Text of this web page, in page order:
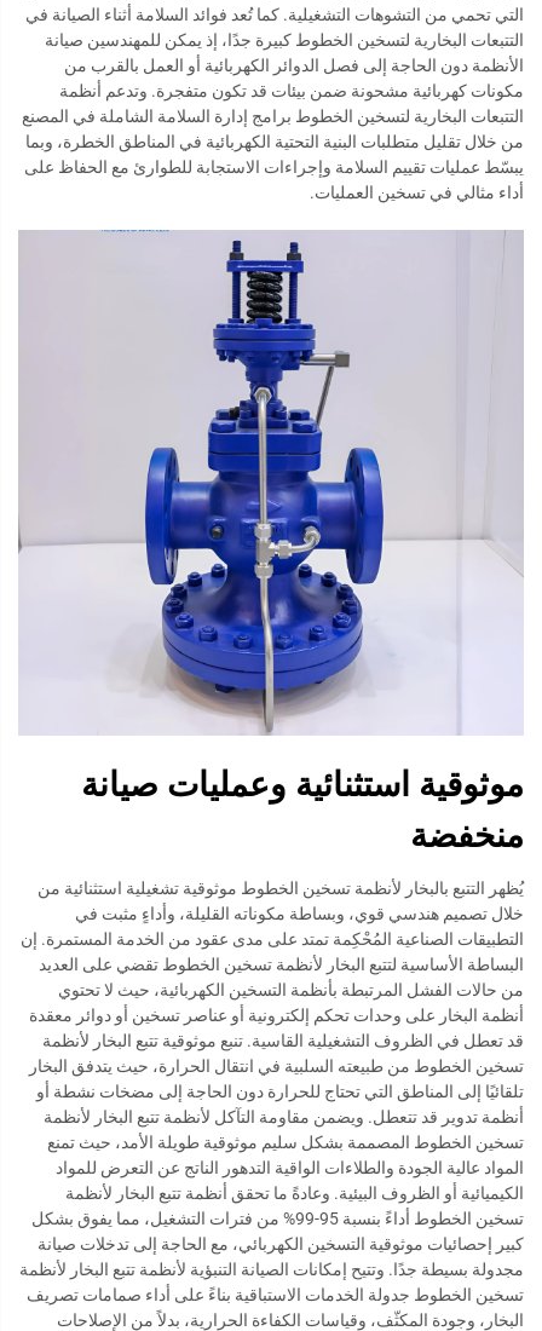
التي تحمي من التشوهات التشغيلية. كما تُعد فوائد السلامة أثناء الصيانة في
التتبعات البخارية لتسخين الخطوط كبيرة جدًا، إذ يمكن للمهندسين صيانة
الأنظمة دون الحاجة إلى فصل الدوائر الكهربائية أو العمل بالقرب من
مكونات كهربائية مشحونة ضمن بيئات قد تكون متفجرة. وتدعم أنظمة
التتبعات البخارية لتسخين الخطوط برامج إدارة السلامة الشاملة في المصنع
من خلال تقليل متطلبات البنية التحتية الكهربائية في المناطق الخطرة، وبما
يبسّط عمليات تقييم السلامة وإجراءات الاستجابة للطوارئ مع الحفاظ على
أداء مثالي في تسخين العمليات.
موثوقية استثنائية وعمليات صيانة
منخفضة
يُظهر التتبع بالبخار لأنظمة تسخين الخطوط موثوقية تشغيلية استثنائية من
خلال تصميم هندسي قوي، وبساطة مكوناته القليلة، وأداءٍ مثبت في
التطبيقات الصناعية المُحْكِمة تمتد على مدى عقود من الخدمة المستمرة. إن
البساطة الأساسية لتتبع البخار لأنظمة تسخين الخطوط تقضي على العديد
من حالات الفشل المرتبطة بأنظمة التسخين الكهربائية، حيث لا تحتوي
أنظمة البخار على وحدات تحكم إلكترونية أو عناصر تسخين أو دوائر معقدة
قد تعطل في الظروف التشغيلية القاسية. تنبع موثوقية تتبع البخار لأنظمة
تسخين الخطوط من طبيعته السلبية في انتقال الحرارة، حيث يتدفق البخار
تلقائيًا إلى المناطق التي تحتاج للحرارة دون الحاجة إلى مضخات نشطة أو
أنظمة تدوير قد تتعطل. ويضمن مقاومة التآكل لأنظمة تتبع البخار لأنظمة
تسخين الخطوط المصممة بشكل سليم موثوقية طويلة الأمد، حيث تمنع
المواد عالية الجودة والطلاءات الواقية التدهور الناتج عن التعرض للمواد
الكيميائية أو الظروف البيئية. وعادةً ما تحقق أنظمة تتبع البخار لأنظمة
تسخين الخطوط أداءً بنسبة 95-99% من فترات التشغيل، مما يفوق بشكل
كبير إحصائيات موثوقية التسخين الكهربائي، مع الحاجة إلى تدخلات صيانة
مجدولة بسيطة جدًا. وتتيح إمكانات الصيانة التنبؤية لأنظمة تتبع البخار لأنظمة
تسخين الخطوط جدولة الخدمات الاستباقية بناءً على أداء صمامات تصريف
البخار، وجودة المكثّف، وقياسات الكفاءة الحرارية، بدلاً من الإصلاحات